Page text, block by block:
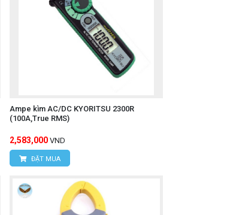
Ampe kìm AC/DC KYORITSU 2300R
(100A,True RMS)
2,583,000 VND
ĐẶT MUA